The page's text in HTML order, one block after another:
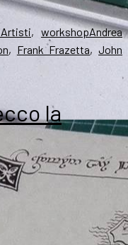
Categorie
Artisti, workshopTag
Andrea
, Frank Frazetta,John
la